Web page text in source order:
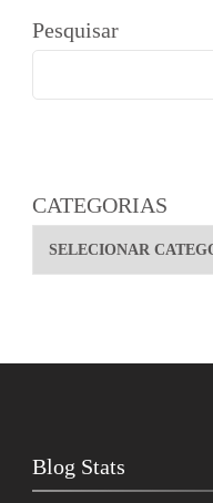
Pesquisar
CATEGORIAS
Blog Stats